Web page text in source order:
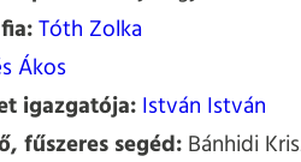
Tóth Zolka
Ákos
igazgatója:István István
fűszeres segéd:Bánhidi